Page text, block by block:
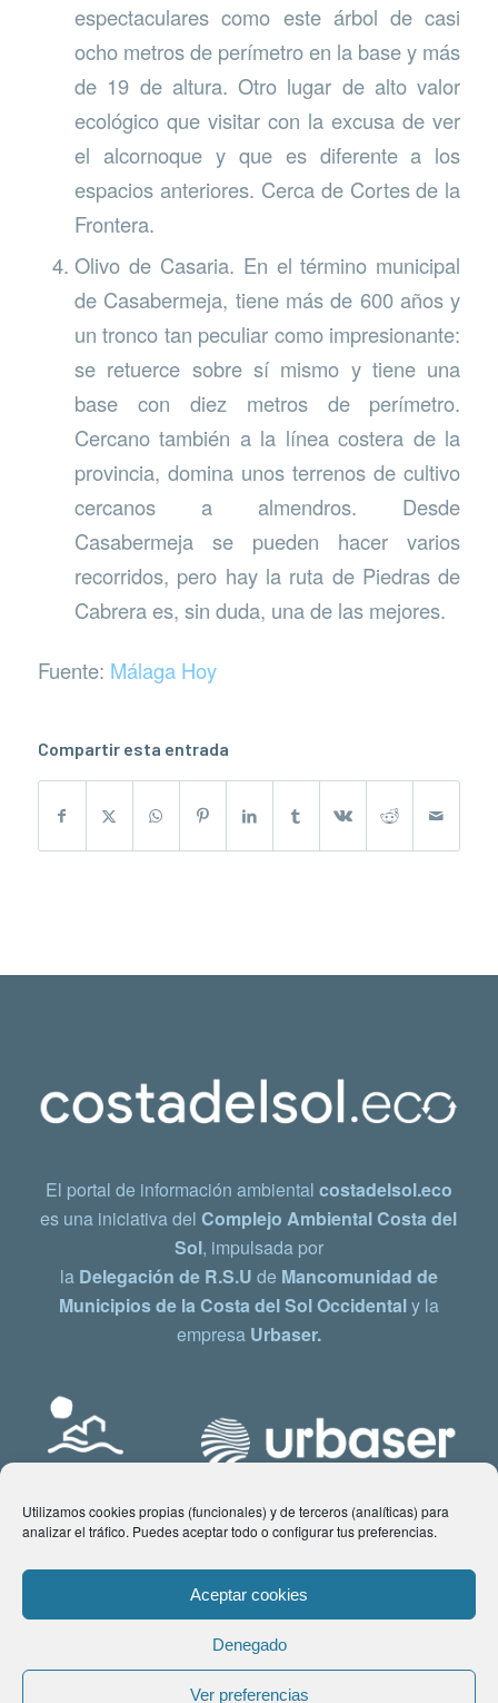
Utilizamos cookies propias (funcionales) y de terceros (analíticas) para
analizar el tráfico. Puedes aceptar todo o configurar tus preferencias.
Aceptar cookies
Denegado
Ver preferencias
espectaculares como este árbol de casi
ocho metros de perímetro en la base y más
de 19 de altura. Otro lugar de alto valor
ecológico que visitar con la excusa de ver
el alcornoque y que es diferente a los
espacios anteriores. Cerca de Cortes de la
Frontera.
Olivo de Casaria. En el término municipal
de Casabermeja, tiene más de 600 años y
un tronco tan peculiar como impresionante:
se retuerce sobre sí mismo y tiene una
base con diez metros de perímetro.
Cercano también a la línea costera de la
provincia, domina unos terrenos de cultivo
cercanos a almendros. Desde
Casabermeja se pueden hacer varios
recorridos, pero hay la ruta de Piedras de
Cabrera es, sin duda, una de las mejores.
Fuente: Málaga Hoy
Compartir esta entrada
El portal de información ambiental costadelsol.eco
es una iniciativa delComplejo Ambiental Costa del
Sol, impulsada por
la Delegación de R.S.U de Mancomunidad de
Municipios de la Costa del Sol Occidentaly la
empresa Urbaser.
© Copyright 2021 www.costadelsol.eco. Todos los derechos reservados |